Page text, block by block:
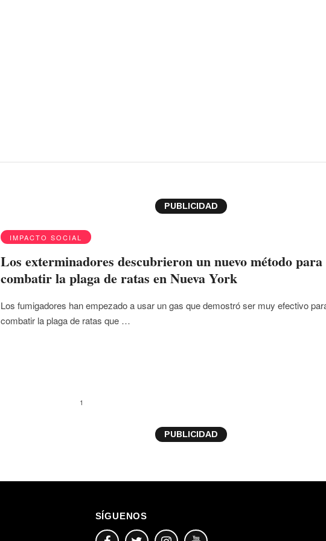
PUBLICIDAD
IMPACTO SOCIAL
Los exterminadores descubrieron un nuevo método para
combatir la plaga de ratas en Nueva York
Los fumigadores han empezado a usar un gas que demostró ser muy efectivo
combatir la plaga de ratas que …
1
PUBLICIDAD
SÍGUENOS